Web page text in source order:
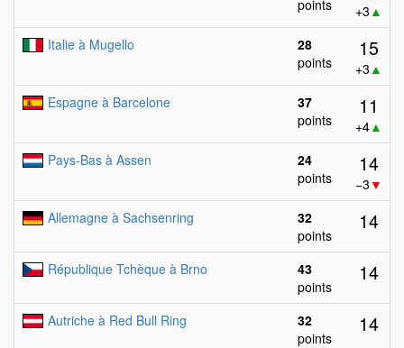
points
+3 ▲
Italie à Mugello
28
points
15
+3 ▲
Espagne à Barcelone
37
points
11
+4▲
Pays-Bas à Assen
24
points
14
−3 ▼
Allemagne à Sachsenring
32
points
14
République Tchèque à Brno
43
points
14
Autriche à Red Bull Ring
32
points
14